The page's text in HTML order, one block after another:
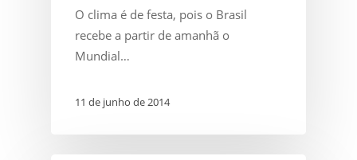
Copa
O clima é de festa, pois o Brasil
recebe a partir de amanhã o
Mundial…
11 de junho de 2014